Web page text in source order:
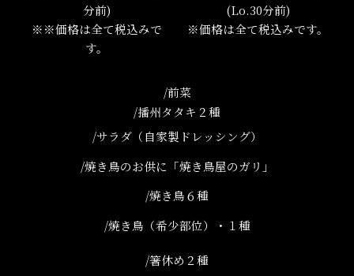
分前)
※※価格は全て税込みで
す。
(Lo.30分前)
※価格は全て税込みです。
/前菜
/播州タタキ２種
/サラダ（自家製ドレッシング）
/焼き鳥のお供に「焼き鳥屋のガリ」
/焼き鳥６種
/焼き鳥（希少部位）・１種
/箸休め２種